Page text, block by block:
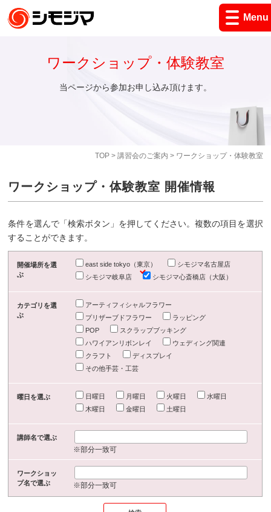
Menu
TOP> 講習会のご案内 > ワークショップ・体験教室
ワークショップ・体験教室
当ページから参加お申し込み頂けます。
ワークショップ・体験教室 開催情報
条件を選んで「検索ボタン」を押してください。複数の項目を選択
することができます。
開催場所を選
ぶ
east side tokyo（東京）
シモジマ名古屋店
シモジマ岐阜店
シモジマ心斎橋店（大阪）
カテゴリを選
ぶ
アーティフィシャルフラワー
プリザーブドフラワー
ラッピング
POP
スクラップブッキング
ハワイアンリボンレイ
ウェディング関連
クラフト
ディスプレイ
その他手芸・工芸
曜日を選ぶ 日曜日 月曜日 火曜日
水曜日
木曜日
金曜日 土曜日
講師名で選ぶ
※部分一致可
ワークショッ
プ名で選ぶ
※部分一致可